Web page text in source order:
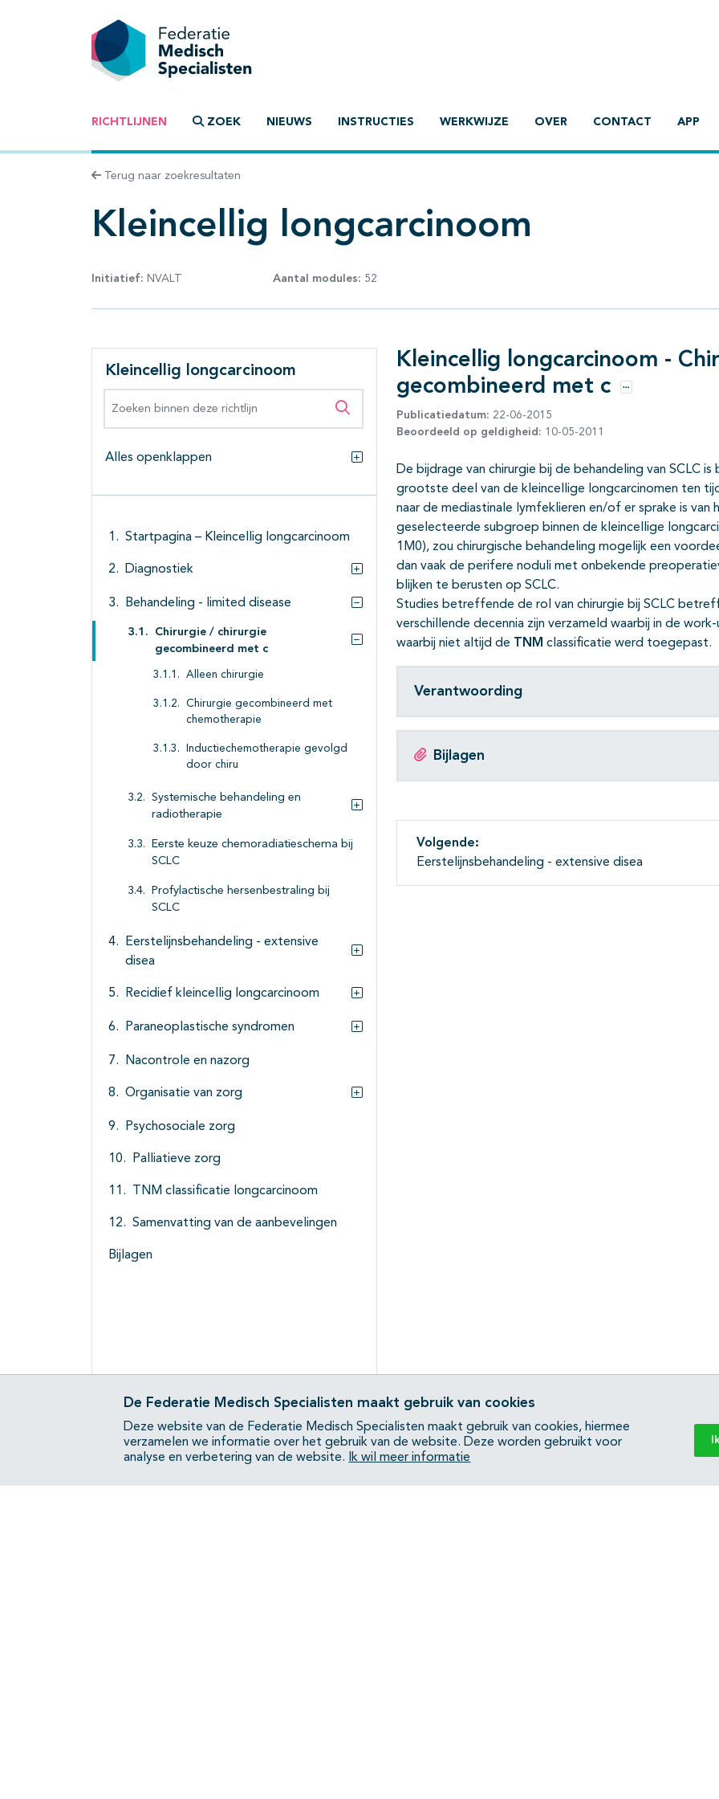
RICHTLIJNEN ZOEK NIEUWS INSTRUCTIES WERKWIJZE OVER CONTACT APP
Terug naar zoekresultaten
Kleincellig longcarcinoom
Initiatief: NVALT Aantal modules: 52
Kleincellig longcarcinoom
Zoeken binnen deze richtlijn
Alles openklappen
Alles openklappen
Startpagina – Kleincellig longcarcinoom
Diagnostiek
Subpagina's open- en dichtklappen
Behandeling - limited disease
Subpagina's open- en dichtklappen
Chirurgie / chirurgie
gecombineerd met c
Alleen chirurgie
Chirurgie gecombineerd met
chemotherapie
Inductiechemotherapie gevolgd
door chiru
Systemische behandeling en
radiotherapie
Subpagina's open- en dichtklappen
Eerste keuze chemoradiatieschema bij
SCLC
Profylactische hersenbestraling bij
SCLC
Eerstelijnsbehandeling - extensive
disea
Recidief kleincellig longcarcinoom
Paraneoplastische syndromen
Nacontrole en nazorg
Organisatie van zorg
Psychosociale zorg
Palliatieve zorg
TNM classificatie longcarcinoom
Samenvatting van de aanbevelingen
Bijlagen
Kleincellig longcarcinoom -
gecombineerd met c
Opties
Publicatiedatum: 22-06-2015
Beoordeeld op geldigheid: 10-05-2011
De bijdrage van chirurgie bij de behandeling van SCLC
grootste deel van de kleincellige longcarcinomen ten
naar de mediastinale lymfeklieren en/of er sprake is van
geselecteerde subgroep binnen de kleincellige
1M0), zou chirurgische behandeling mogelijk een
dan vaak de perifere noduli met onbekende
blijken te berusten op SCLC.
Studies betreffende de rol van chirurgie bij SCLC
verschillende decennia zijn verzameld waarbij in de
waarbij niet altijd de TNM classificatie werd toegepast.
Verantwoording
Bijlagen
Volgende:
Eerstelijnsbehandeling - extensive disea
De Federatie Medisch Specialisten maakt gebruik van cookies
Deze website van de Federatie Medisch Specialisten maakt gebruik van cookies, hiermee
verzamelen we informatie over het gebruik van de website. Deze worden gebruikt voor
analyse en verbetering van de website.
Ik wil meer informatie